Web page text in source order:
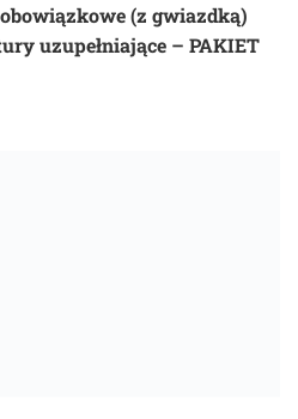
(z gwiazdką)
uzupełniające – PAKIET